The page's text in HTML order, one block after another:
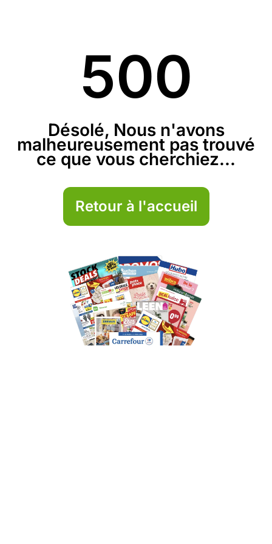
500
Désolé, Nous n'avons
malheureusement pas trouvé
ce que vous cherchiez...
Retour à l'accueil